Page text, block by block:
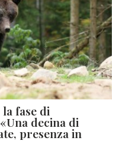
fase di
decina di
presenza in